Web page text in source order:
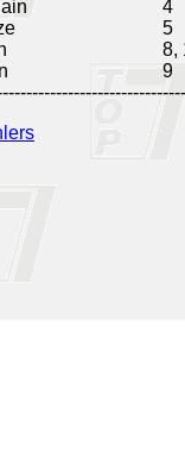
4
5
8,
9